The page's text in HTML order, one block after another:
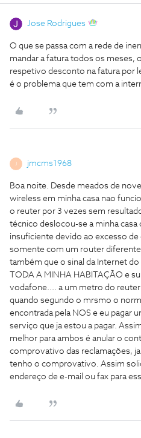
Jose Rodrigues
O que se passa com a rede de
mandar a fatura todos os meses,
respetivo desconto na fatura por
é o problema que tem com a
jmcms1968
Boa noite. Desde meados de
wireless em minha casa nao
o reuter por 3 vezes sem
técnico deslocou-se a minha casa
insuficiente devido ao excesso de
somente com um router
também que o sinal da Internet
TODA A MINHA HABITAÇÃO e
vodafone.... a um metro do reuter
quando segundo o mrsmo o
encontrada pela NOS e eu pagar
serviço que ja estou a pagar.
melhor para ambos é anular o
comprovativo das reclamações,
tenho o comprovativo. Assim
endereço de e-mail ou fax para